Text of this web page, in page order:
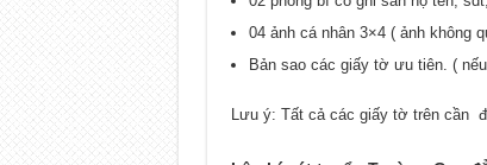
04 ảnh cá nhân 3×4 ( ảnh không
Bản sao các giấy tờ ưu tiên. (
Lưu ý: Tất cả các giấy tờ trên cần